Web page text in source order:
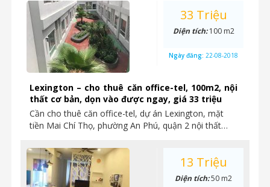
Lexington – cho thuê căn office-tel, 100m2, nội
thất cơ bản, dọn vào được ngay, giá 33 triệu
Cần cho thuê căn office-tel, dự án Lexington, mặt
tiền Mai Chí Thọ, phường An Phú, quận 2 nội thất…
33 Triệu
Diện tích:100 m2
Ngày đăng: 22-08-2018
13 Triệu
Diện tích:50 m2